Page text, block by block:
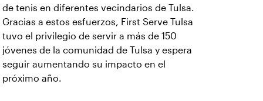
de tenis en diferentes vecindarios de Tulsa.
Gracias a estos esfuerzos, First Serve Tulsa
tuvo el privilegio de servir a más de 150
jóvenes de la comunidad de Tulsa y espera
seguir aumentando su impacto en el
próximo año.